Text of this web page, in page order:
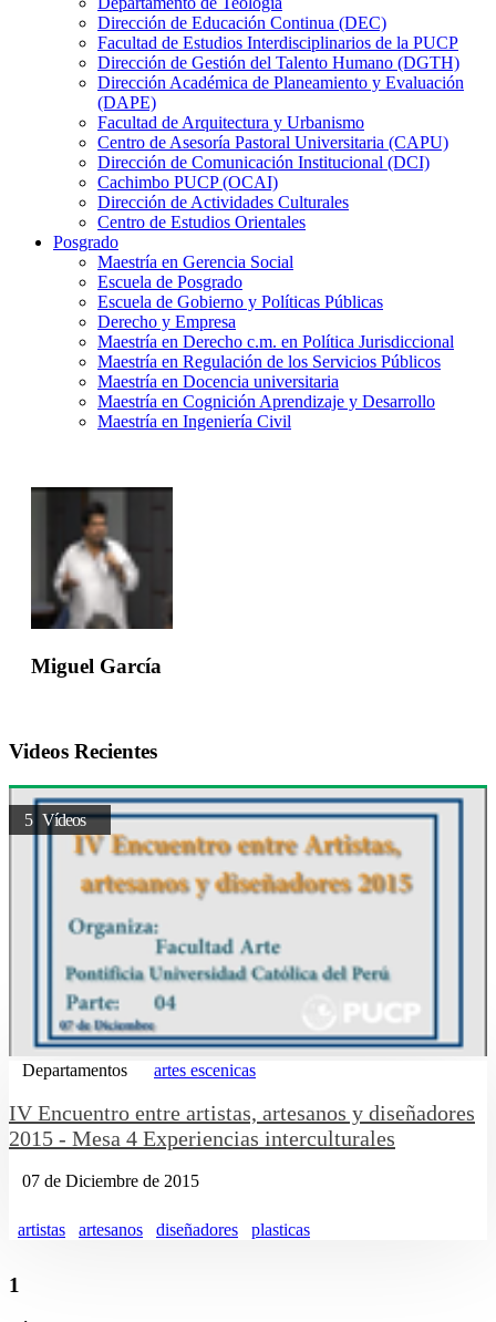
Dirección de Educación Continua (DEC)
Facultad de Estudios Interdisciplinarios de la PUCP
Dirección de Gestión del Talento Humano (DGTH)
Dirección Académica de Planeamiento y Evaluación
(DAPE)
Facultad de Arquitectura y Urbanismo
Centro de Asesoría Pastoral Universitaria (CAPU)
Dirección de Comunicación Institucional (DCI)
Cachimbo PUCP (OCAI)
Dirección de Actividades Culturales
Centro de Estudios Orientales
Posgrado
Maestría en Gerencia Social
Escuela de Posgrado
Escuela de Gobierno y Políticas Públicas
Derecho y Empresa
Maestría en Derecho c.m. en Política Jurisdiccional
Maestría en Regulación de los Servicios Públicos
Maestría en Docencia universitaria
Maestría en Cognición Aprendizaje y Desarrollo
Maestría en Ingeniería Civil
Miguel García
Videos Recientes
5 Vídeos
Departamentos artes escenicas
IV Encuentro entre artistas, artesanos y diseñadores
2015 - Mesa 4 Experiencias interculturales
07 de Diciembre de 2015
artistas artesanos diseñadores plasticas
1